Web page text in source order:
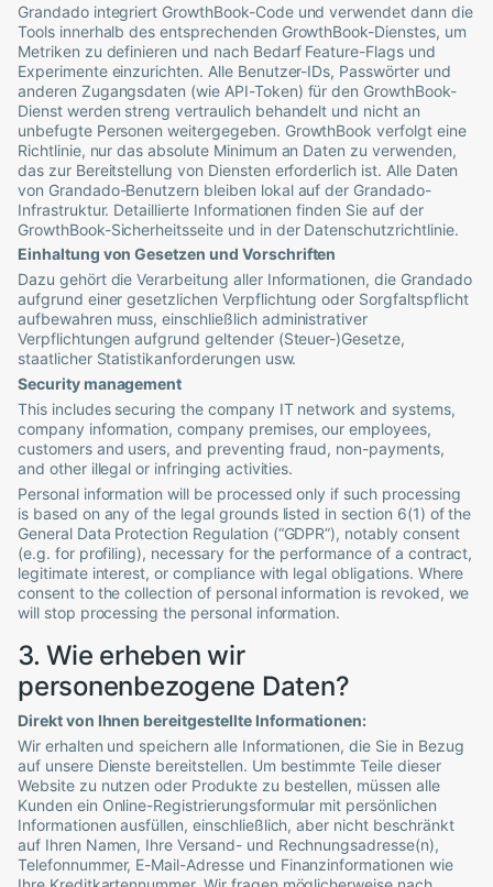
Grandadointegriert GrowthBook-Code und verwendet dann die
Tools innerhalb des entsprechenden GrowthBook-Dienstes, um
Metriken zu definieren und nach Bedarf Feature-Flags und
Experimente einzurichten. Alle Benutzer-IDs, Passwörter und
anderen Zugangsdaten (wie API-Token) für den GrowthBook-
Dienst werden streng vertraulich behandelt und nicht an
unbefugte Personen weitergegeben. GrowthBook verfolgt eine
Richtlinie, nur das absolute Minimum an Daten zu verwenden,
das zur Bereitstellung von Diensten erforderlich ist. Alle Daten
von Grandado-Benutzern bleiben lokal auf der Grandado-
Infrastruktur. Detaillierte Informationen finden Sie auf der
GrowthBook-Sicherheitsseite und in der Datenschutzrichtlinie.
Einhaltung von Gesetzen und Vorschriften
Dazu gehört die Verarbeitung aller Informationen, die Grandado
aufgrund einer gesetzlichen Verpflichtung oder Sorgfaltspflicht
aufbewahren muss, einschließlich administrativer
Verpflichtungen aufgrund geltender (Steuer-)Gesetze,
staatlicher Statistikanforderungen usw.
Security management
This includes securing the company IT network and systems,
company information, company premises, our employees,
customers and users, and preventing fraud, non-payments,
and other illegal or infringing activities.
Personal information will be processed only if such processing
is based on any of the legal grounds listed in section 6(1) of the
General Data Protection Regulation (“GDPR”), notably consent
(e.g. for profiling), necessary for the performance of a contract,
legitimate interest, or compliance with legal obligations. Where
consent to the collection of personal information is revoked, we
will stop processing the personal information.
3. Wie erheben wir
personenbezogene Daten?
Direkt von Ihnen bereitgestellte Informationen:
Wir erhalten und speichern alle Informationen, die Sie in Bezug
auf unsere Dienste bereitstellen. Um bestimmte Teile dieser
Website zu nutzen oder Produkte zu bestellen, müssen alle
Kunden ein Online-Registrierungsformular mit persönlichen
Informationen ausfüllen, einschließlich, aber nicht beschränkt
auf Ihren Namen, Ihre Versand- und Rechnungsadresse(n),
Telefonnummer, E-Mail-Adresse und Finanzinformationen wie